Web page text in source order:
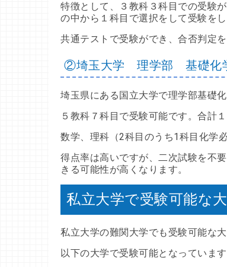
特徴として、３教科３科目での受験
の中から１科目で選択をして受験を
共通テストで受験ができ、合否判定
②埼玉大学 理学部 基礎化
埼玉県にある国立大学で理学部基礎
５教科７科目で受験可能です。合計
数学、理科（2科目のうち1科目化学
得点率は高いですが、二次試験を不
きる可能性が高くなります。
私立大学で受験可能な
私立大学の難関大学でも受験可能な
以下の大学で受験可能となっています